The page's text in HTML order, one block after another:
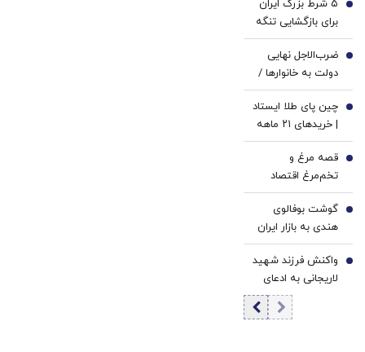
۵ شرط بزرگ ایران
برای بازگشایی تنگه
هرمز/ وال‌استریت
ژورنال خبر داد
2
ضرب‌الاجل نهایی
دولت به خانوارها /
یارانه و کالابرگ این
افراد قطع می‌شود
3
چین پای طلا ایستاد
| خریدهای ۲۱ ماهه
پکن برای نبرد با
سلطه دلار |
مهم‌ترین عامل
حمایت از طلا در
نیمه دوم سال
چیست؟
4
قصه مرغ و
تخم‌مرغ اقتصاد
ایران | رشد نرخ ارز
معلول تورم است،
نه علت | ناکارآمدی
قیمت‌گذاری
دستوری در اقتصاد
کوچک‌شده ایران
5
گوشت بوفالوی
هندی به بازار ایران
رسید
6
واکنش فرزند شهید
لاریجانی به ادعای
ردیابی با تماس
تلفنی/ علی
7